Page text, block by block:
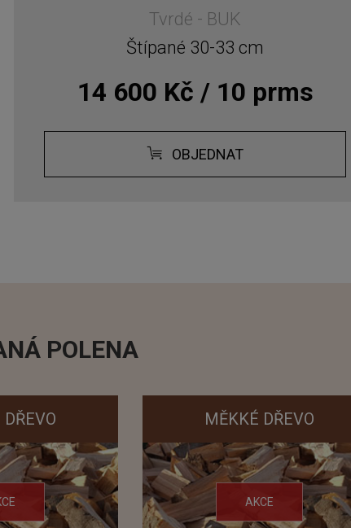
Tvrdé - BUK
Štípané 30-33 cm
14 600 Kč / 10 prms
OBJEDNAT
POLENA
MĚKKÉ DŘEVO
AKCE